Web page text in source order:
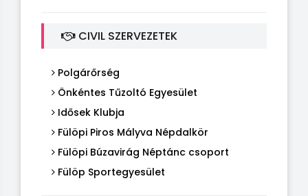
CIVIL SZERVEZETEK
Polgárőrség
Önkéntes Tűzoltó Egyesület
Idősek Klubja
Fülöpi Piros Mályva Népdalkör
Fülöpi Búzavirág Néptánc csoport
Fülöp Sportegyesület